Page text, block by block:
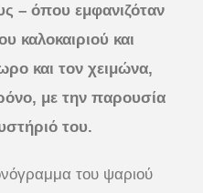
– όπου εμφανιζόταν
καλοκαιριού και
και τον χειμώνα,
με την παρουσία
του.
του ψαριού